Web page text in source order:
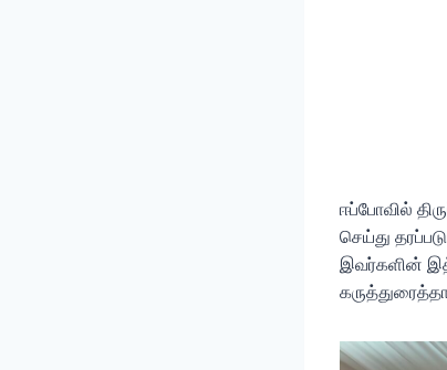
ஈப்போவில்
செய்து
இவர்களின்